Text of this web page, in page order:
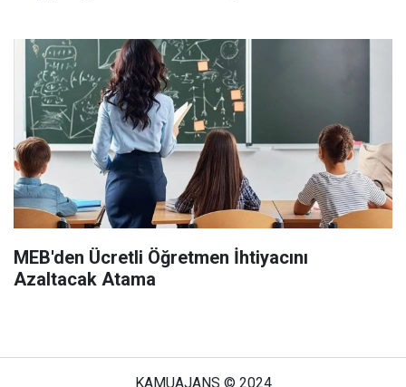
MEB'den Ücretli Öğretmen İhtiyacını
Azaltacak Atama